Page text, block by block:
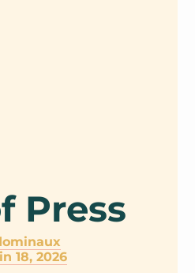
Press
18, 2026